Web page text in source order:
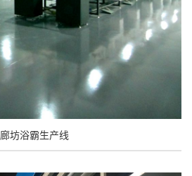
廊坊浴霸生产线